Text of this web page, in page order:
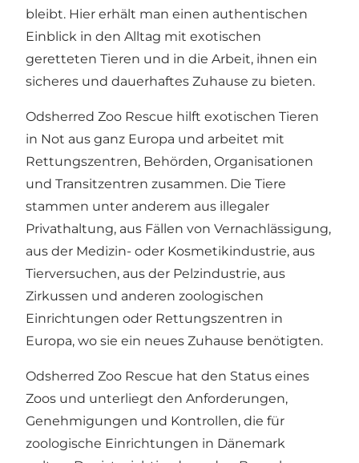
bleibt. Hier erhält man einen authentischen
Einblick in den Alltag mit exotischen
geretteten Tieren und in die Arbeit, ihnen ein
sicheres und dauerhaftes Zuhause zu bieten.
Odsherred Zoo Rescue hilft exotischen Tieren
in Not aus ganz Europa und arbeitet mit
Rettungszentren, Behörden, Organisationen
und Transitzentren zusammen. Die Tiere
stammen unter anderem aus illegaler
Privathaltung, aus Fällen von Vernachlässigung,
aus der Medizin- oder Kosmetikindustrie, aus
Tierversuchen, aus der Pelzindustrie, aus
Zirkussen und anderen zoologischen
Einrichtungen oder Rettungszentren in
Europa, wo sie ein neues Zuhause benötigten.
Odsherred Zoo Rescue hat den Status eines
Zoos und unterliegt den Anforderungen,
Genehmigungen und Kontrollen, die für
zoologische Einrichtungen in Dänemark